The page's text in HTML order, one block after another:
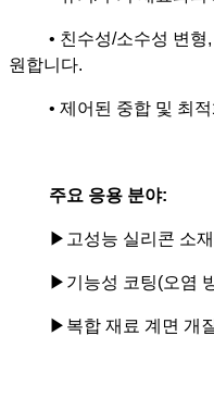
• 친수성/소수성 변형
원합니다.
• 제어된 중합 및 최
주요 응용 분야:
▶ 고성능 실리콘 소
▶ 기능성 코팅(오염
▶ 복합 재료 계면 개